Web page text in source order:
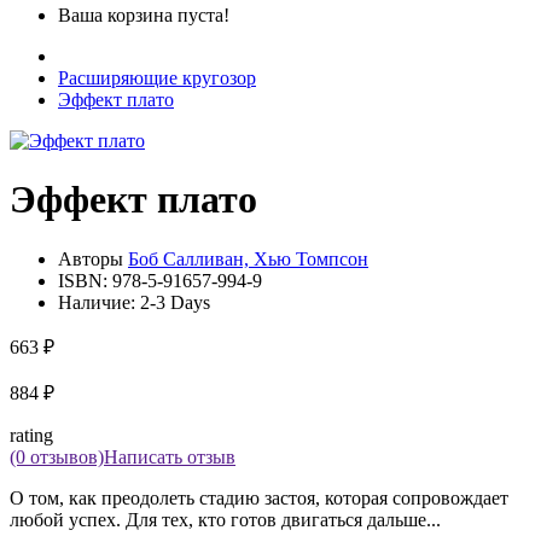
Ваша корзина пуста!
Расширяющие кругозор
Эффект плато
Эффект плато
Авторы Боб Салливан, Хью Томпсон
ISBN: 978-5-91657-994-9
Наличие: 2-3 Days
663 ₽
884 ₽
rating
(0 отзывов)Написать отзыв
О том, как преодолеть стадию застоя, которая сопровождает
любой успех. Для тех, кто готов двигаться дальше...